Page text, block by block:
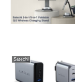
Satechi